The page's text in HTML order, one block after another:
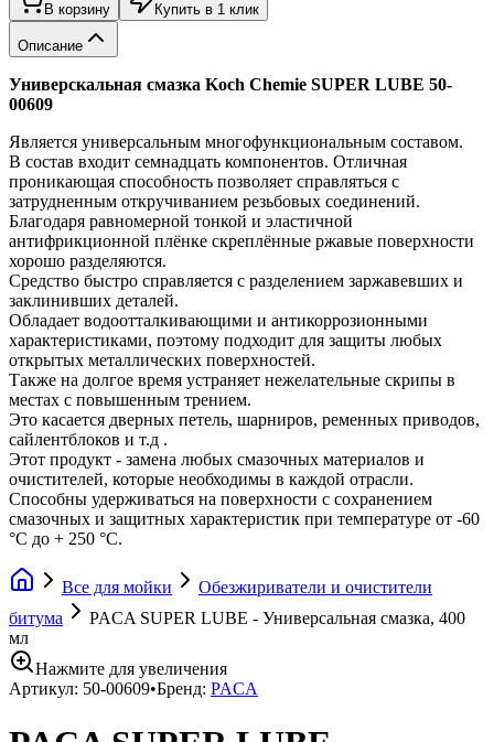
В корзину Купить в 1 клик
Описание
Универскальная смазка Koch Chemie SUPER LUBE 50-
00609
Является универсальным многофункциональным составом.
В состав входит семнадцать компонентов. Отличная
проникающая способность позволяет справляться с
затрудненным откручиванием резьбовых соединений.
Благодаря равномерной тонкой и эластичной
антифрикционной плёнке скреплённые ржавые поверхности
хорошо разделяются.
Средство быстро справляется с разделением заржавевших и
заклинивших деталей.
Обладает водоотталкивающими и антикоррозионными
характеристиками, поэтому подходит для защиты любых
открытых металлических поверхностей.
Также на долгое время устраняет нежелательные скрипы в
местах с повышенным трением.
Это касается дверных петель, шарниров, ременных приводов,
сайлентблоков и т.д .
Этот продукт - замена любых смазочных материалов и
очистителей, которые необходимы в каждой отрасли.
Способны удерживаться на поверхности с сохранением
смазочных и защитных характеристик при температуре от -60
°С до + 250 °С.
Все для мойки
Обезжириватели и очистители
битума
PACA SUPER LUBE - Универсальная смазка, 400
мл
Нажмите для увеличения
Артикул: 50-00609•Бренд: PACA